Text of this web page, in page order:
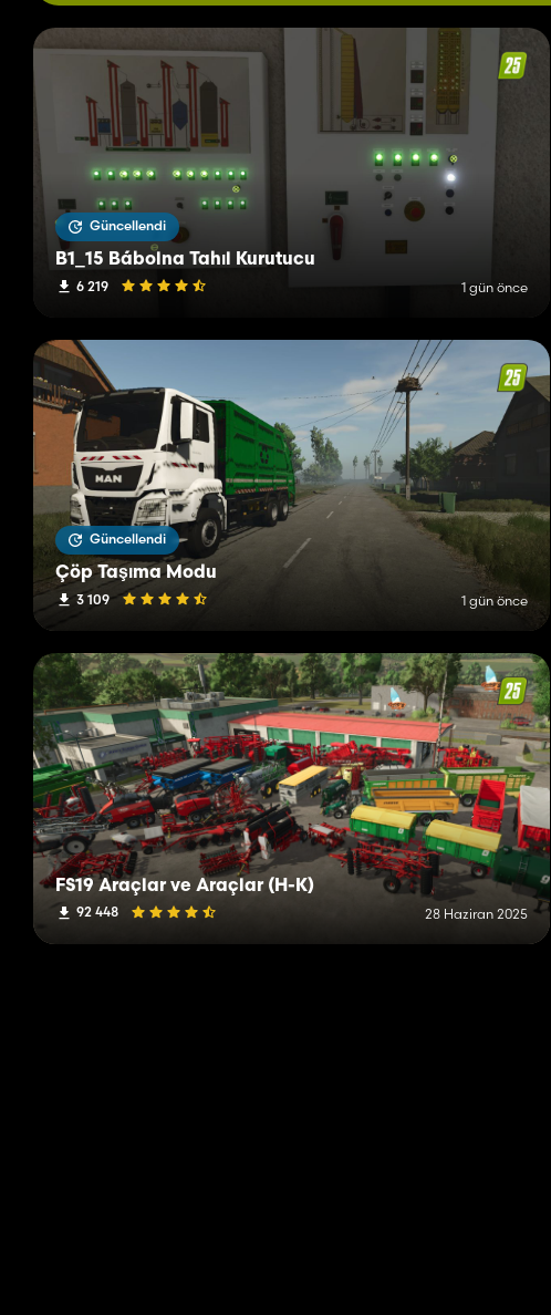
Güncellendi
B1_15 Bábolna Tahıl Kurutucu
6 219 1 gün önce
Güncellendi
Çöp Taşıma Modu
3 109 1 gün önce
FS19 Araçlar ve Araçlar (H-K)
92 448 28 Haziran 2025